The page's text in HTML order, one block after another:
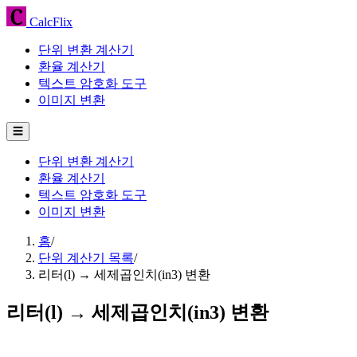
CalcFlix
단위 변환 계산기
환율 계산기
텍스트 암호화 도구
이미지 변환
☰
단위 변환 계산기
환율 계산기
텍스트 암호화 도구
이미지 변환
홈/
단위 계산기 목록/
리터(l) → 세제곱인치(in3) 변환
리터(l) → 세제곱인치(in3) 변환